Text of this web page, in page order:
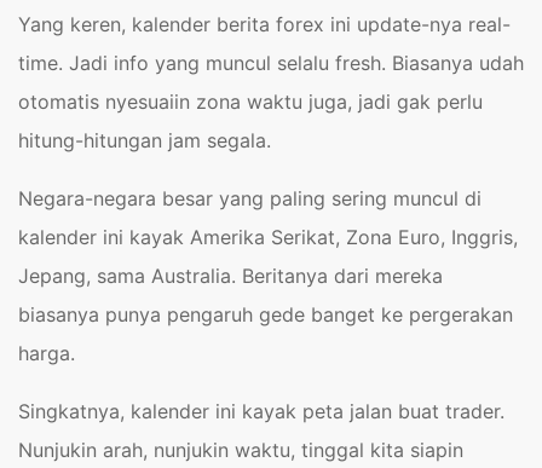
Yang keren, kalender berita forex ini update-nya real-
time. Jadi info yang muncul selalu fresh. Biasanya udah
otomatis nyesuaiin zona waktu juga, jadi gak perlu
hitung-hitungan jam segala.
Negara-negara besar yang paling sering muncul di
kalender ini kayak Amerika Serikat, Zona Euro, Inggris,
Jepang, sama Australia. Beritanya dari mereka
biasanya punya pengaruh gede banget ke pergerakan
harga.
Singkatnya, kalender ini kayak peta jalan buat trader.
Nunjukin arah, nunjukin waktu, tinggal kita siapin